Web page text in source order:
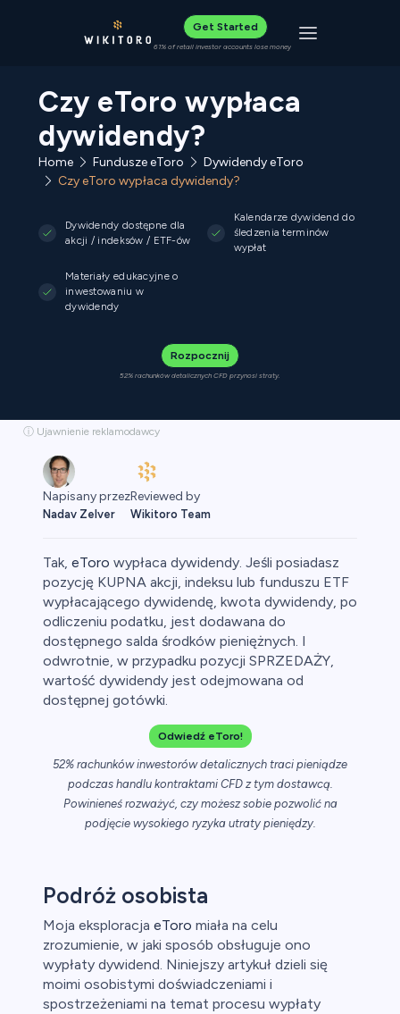
Get Started
61% of retail investor accounts lose money Toggle
Czy eToro wypłaca
dywidendy?
Home Fundusze eToro
Dywidendy eToro
Czy eToro wypłaca dywidendy?
Dywidendy dostępne dla
akcji / indeksów / ETF-ów
Kalendarze dywidend do
śledzenia terminów
wypłat
Materiały edukacyjne o
inwestowaniu w
dywidendy
Rozpocznij
52% rachunków detalicznych CFD przynosi straty.
ⓘ Ujawnienie reklamodawcy
Napisany przez
Nadav Zelver
Reviewed by
Wikitoro Team
Tak, eToro wypłaca dywidendy. Jeśli posiadasz
pozycję KUPNA akcji, indeksu lub funduszu ETF
wypłacającego dywidendę, kwota dywidendy, po
odliczeniu podatku, jest dodawana do
dostępnego salda środków pieniężnych. I
odwrotnie, w przypadku pozycji SPRZEDAŻY,
wartość dywidendy jest odejmowana od
dostępnej gotówki.
Odwiedź eToro!
52% rachunków inwestorów detalicznych traci pieniądze
podczas handlu kontraktami CFD z tym dostawcą.
Powinieneś rozważyć, czy możesz sobie pozwolić na
podjęcie wysokiego ryzyka utraty pieniędzy.
Podróż osobista
Moja eksploracja eToro miała na celu
zrozumienie, w jaki sposób obsługuje ono
wypłaty dywidend. Niniejszy artykuł dzieli się
moimi osobistymi doświadczeniami i
spostrzeżeniami na temat procesu wypłaty